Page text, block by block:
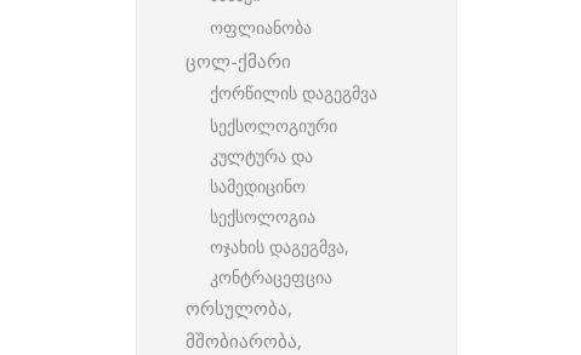
ოფლიანობა
ცოლ-ქმარი
ქორწილის დაგეგმვა
სექსოლოგიური
კულტურა და
სამედიცინო
სექსოლოგია
ოჯახის დაგეგმვა,
კონტრაცეფცია
ორსულობა,
მშობიარობა,